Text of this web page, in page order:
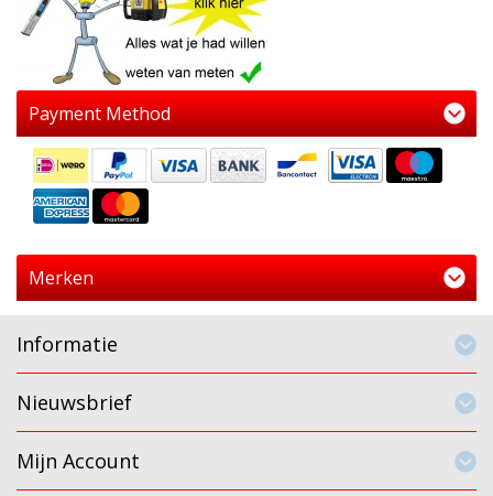
Payment Method
Merken
Informatie
Nieuwsbrief
Mijn Account